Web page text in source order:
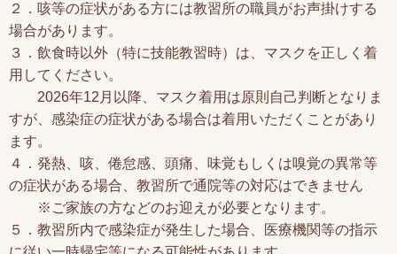
２．咳等の症状がある方には教習所の職員がお声掛けする
場合があります。
３．飲食時以外（特に技能教習時）は、マスクを正しく着
用してください。
2026年12月以降、マスク着用は原則自己判断となりま
すが、感染症の症状がある場合は着用いただくことがあり
ます。
４．発熱、咳、倦怠感、頭痛、味覚もしくは嗅覚の異常等
の症状がある場合、教習所で通院等の対応はできません
※ご家族の方などのお迎えが必要となります。
５．教習所内で感染症が発生した場合、医療機関等の指示